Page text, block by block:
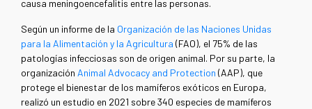
causa meningoencefalitis entre las personas.
Según un informe de la Organización de las Naciones Unidas
para la Alimentación y la Agricultura (FAO), el 75% de las
patologías infecciosas son de origen animal. Por su parte, la
organización Animal Advocacy and Protection (AAP), que
protege el bienestar de los mamíferos exóticos en Europa,
realizó un estudio en 2021 sobre 340 especies de mamíferos